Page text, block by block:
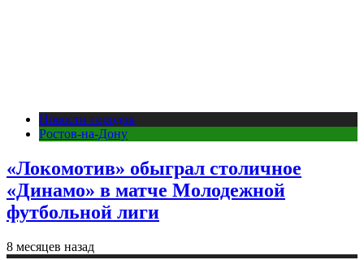
Новости городов
Ростов-на-Дону
«Локомотив» обыграл столичное
«Динамо» в матче Молодежной
футбольной лиги
8 месяцев назад